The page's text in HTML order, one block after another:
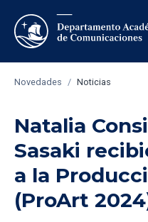
Novedades / Noticias
Natalia
Sasaki
a la
(ProArt